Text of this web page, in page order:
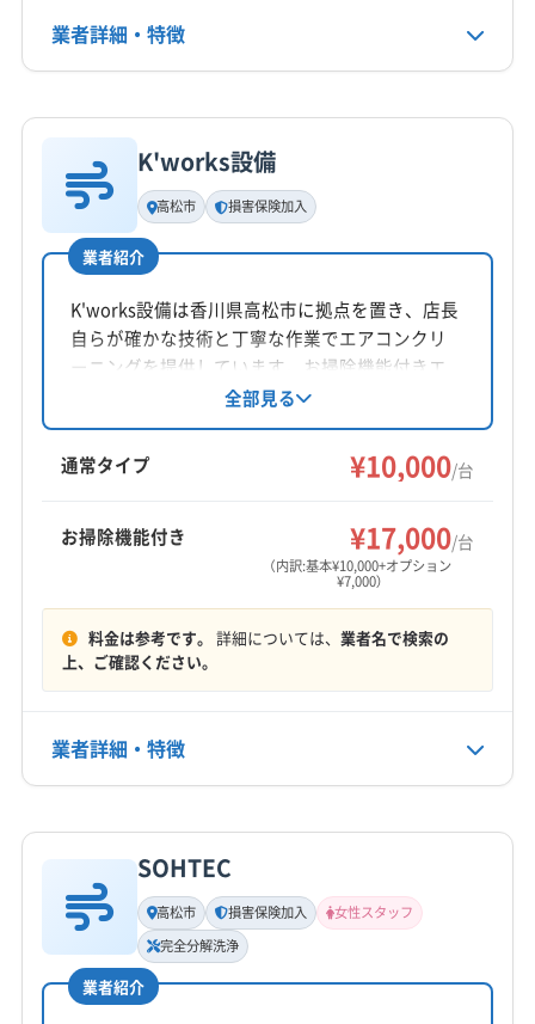
電話番号
公式HP
公式サイトを見る
業者詳細・特徴
基本情報
代表者名
穴吹英樹
所在地
香川県高松市太田上町73-10
対応地域
吉野川市
鳴門市
板野郡上板町 板野郡板野町
板野郡北島町
板野郡藍住町
(香川県) さぬき市
(香川県) 丸亀市
(香川県) 坂出市
(香川県) 仲多度郡まんのう町
(香川県) 仲多度郡多度津町
(香川県) 東かがわ市
(香川県) 木田郡三木町
定休日
年中無休
非公開
K'works設備
高松市 損害保険加入
業者紹介
K'works設備は香川県高松市に拠点を置き、店長
自らが確かな技術と丁寧な作業でエアコンクリ
ーニングを提供しています。お掃除機能付きエ
アコンにも対応し、高圧洗浄機で頑固な汚れを
除去。損害保険加入済みです。土日祝日も対応
可能です。
全部見る
通常タイプ ¥10,000/台
お掃除機能付き ¥17,000/台
（内訳:基本¥10,000+オプション
¥7,000）
料金は参考です。 詳細については、 業者名で検索の
上、ご確認ください。
業者詳細・特徴
基本情報
代表者名
川西広大
所在地
SOHTEC
高松市 損害保険加入
女性スタッフ
完全分解洗浄
業者紹介